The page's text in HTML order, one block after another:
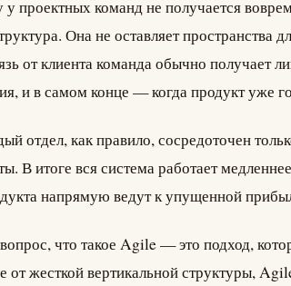
проектных команд не получается
Она не оставляет пространства
от клиента команда обычно получает
и в самом конце — когда продукт уже
отдел, как правило, сосредоточен
В итоге вся система работает
напрямую ведут к упущенной
что такое Agile — это подход,
жесткой вертикальной структуры,